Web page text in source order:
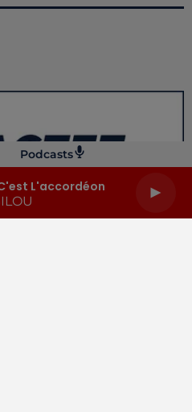
Podcasts
L'accordéon